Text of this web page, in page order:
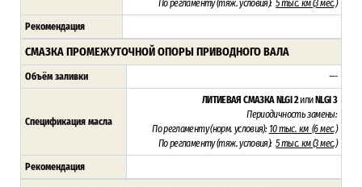
По регламенту (тяж. условия): 5тыс. км (3 мес.)
Рекомендация
СМАЗКА ПРОМЕЖУТОЧНОЙ ОПОРЫ ПРИВОДНОГО ВАЛА
Объём заливки ---
Спецификация масла
ЛИТИЕВАЯ СМАЗКА NLGI 2илиNLGI 3
Периодичность замены:
По регламенту (норм. условия): 10 тыс. км (6 мес.)
По регламенту (тяж. условия): 5тыс. км (3 мес.)
Рекомендация